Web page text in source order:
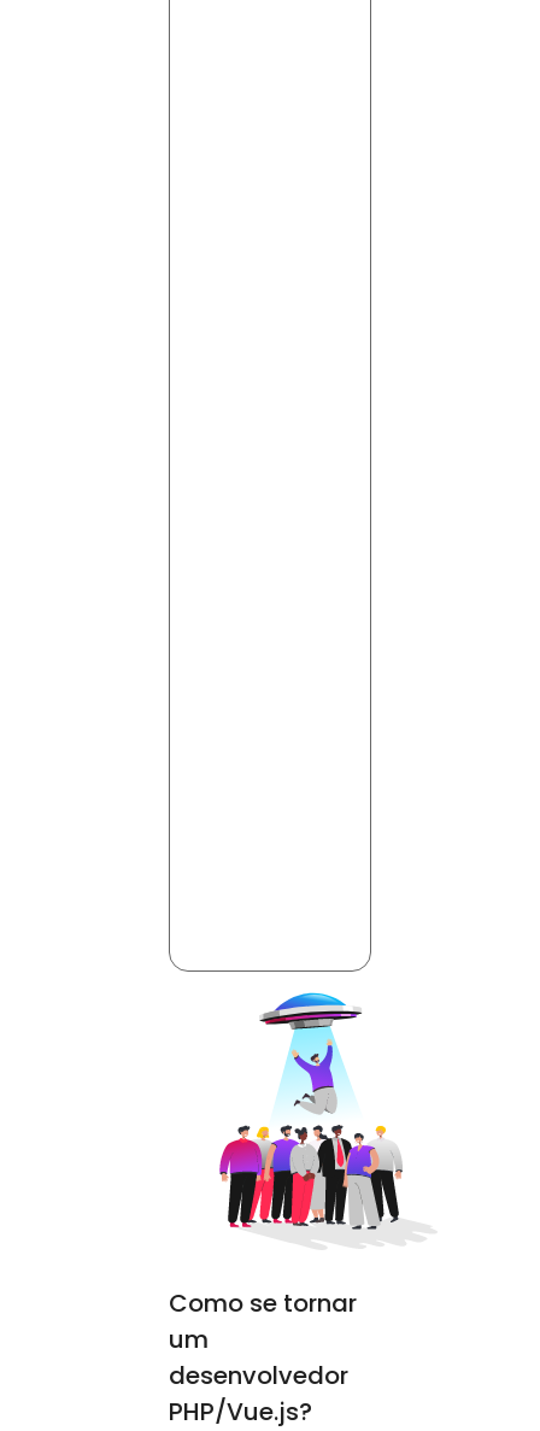
Como se tornar
um
desenvolvedor
PHP/Vue.js?